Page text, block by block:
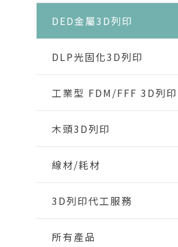
DED金屬3D列印
DLP光固化3D列印
工業型 FDM/FFF 3D列印
木頭3D列印
線材/耗材
3D列印代工服務
所有產品